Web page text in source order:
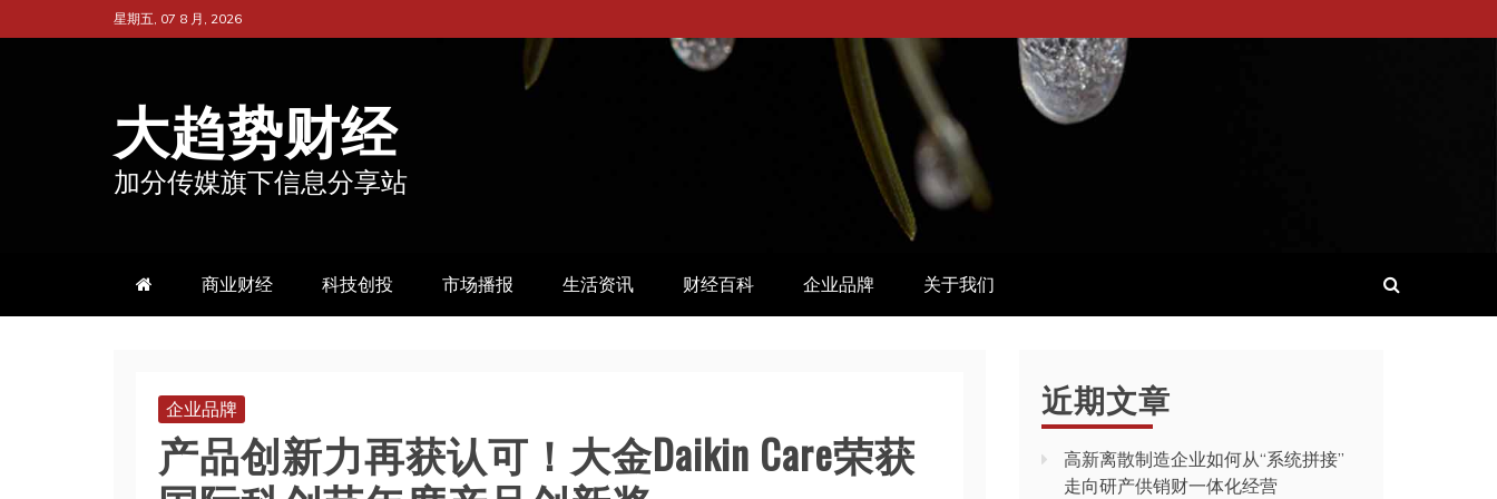
至
星期五, 07 8 月, 2026
大趋势财经
加分传媒旗下信息分享站
商业财经 科技创投 市场播报 生活资讯 财经百科 企业品牌 关于我们
企业品牌
产品创新力再获认可！大金Daikin Care荣获
近期文章
高新离散制造企业如何从“系统拼接”
走向研产供销财一体化经营